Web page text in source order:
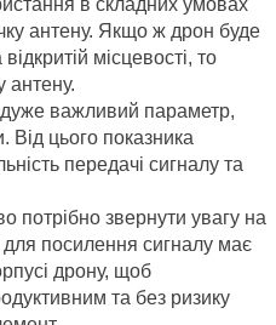
антену. Якщо ж дрон буде
місцевості, то
антену.
важливий параметр,
Від цього показника
передачі сигналу та
потрібно звернути увагу на
посилення сигналу має
дрону, щоб
та без ризику